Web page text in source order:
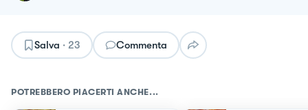
Salva · 23 Commenta
POTREBBERO PIACERTI ANCHE...